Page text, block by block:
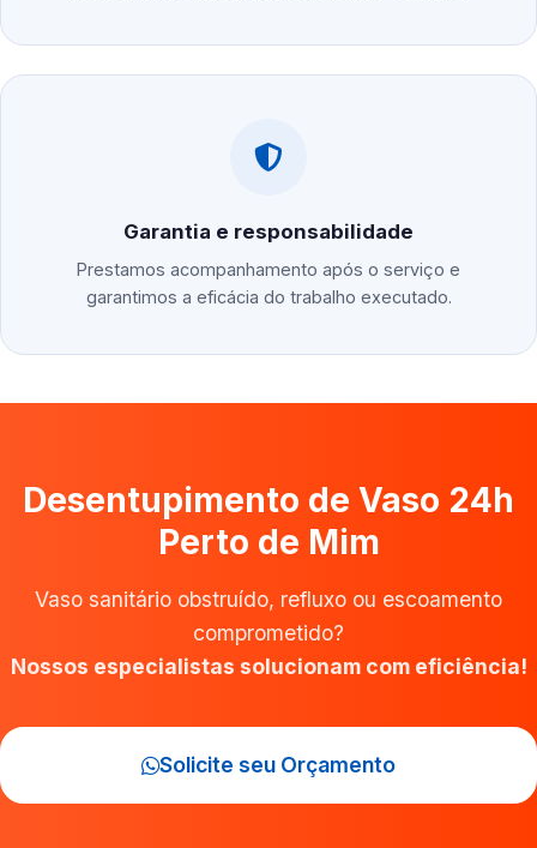
Garantia e responsabilidade
Prestamos acompanhamento após o serviço e
garantimos a eficácia do trabalho executado.
Desentupimento de Vaso 24h
Perto de Mim
Vaso sanitário obstruído, refluxo ou escoamento
comprometido?
Nossos especialistas solucionam com eficiência!
Solicite seu Orçamento